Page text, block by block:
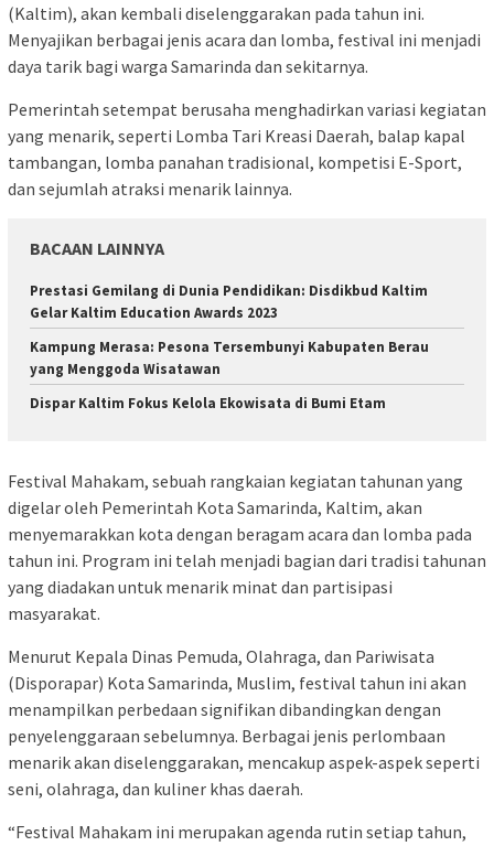
(Kaltim), akan kembali diselenggarakan pada tahun ini.
Menyajikan berbagai jenis acara dan lomba, festival ini menjadi
daya tarik bagi warga Samarinda dan sekitarnya.
Pemerintah setempat berusaha menghadirkan variasi kegiatan
yang menarik, seperti Lomba Tari Kreasi Daerah, balap kapal
tambangan, lomba panahan tradisional, kompetisi E-Sport,
dan sejumlah atraksi menarik lainnya.
BACAAN LAINNYA
Prestasi Gemilang di Dunia Pendidikan: Disdikbud Kaltim
Gelar Kaltim Education Awards 2023
Kampung Merasa: Pesona Tersembunyi Kabupaten Berau
yang Menggoda Wisatawan
Dispar Kaltim Fokus Kelola Ekowisata di Bumi Etam
Festival Mahakam, sebuah rangkaian kegiatan tahunan yang
digelar oleh Pemerintah Kota Samarinda, Kaltim, akan
menyemarakkan kota dengan beragam acara dan lomba pada
tahun ini. Program ini telah menjadi bagian dari tradisi tahunan
yang diadakan untuk menarik minat dan partisipasi
masyarakat.
Menurut Kepala Dinas Pemuda, Olahraga, dan Pariwisata
(Disporapar) Kota Samarinda, Muslim, festival tahun ini akan
menampilkan perbedaan signifikan dibandingkan dengan
penyelenggaraan sebelumnya. Berbagai jenis perlombaan
menarik akan diselenggarakan, mencakup aspek-aspek seperti
seni, olahraga, dan kuliner khas daerah.
“Festival Mahakam ini merupakan agenda rutin setiap tahun,